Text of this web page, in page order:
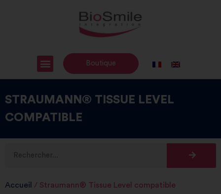
Boutique
STRAUMANN® TISSUE LEVEL
COMPATIBLE
Accueil / Straumann® Tissue Level compatible